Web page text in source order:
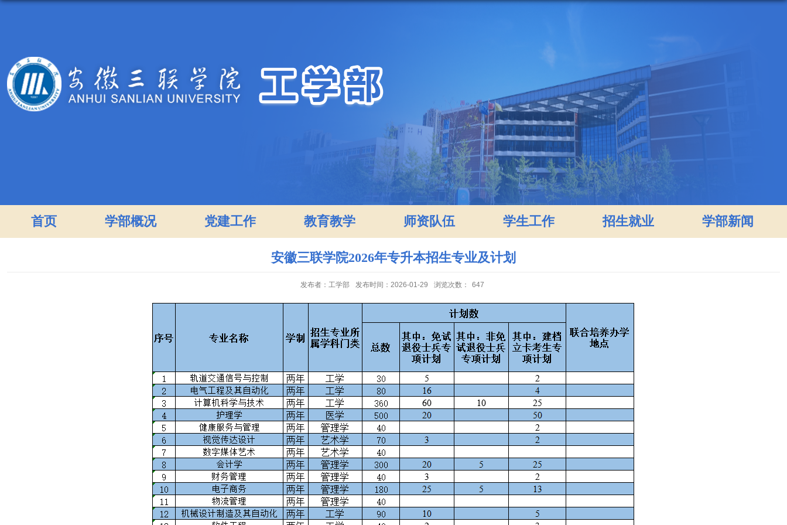
首页 学部概况 党建工作 教育教学 师资队伍 学生工作 招生就业 学部新闻
安徽三联学院2026年专升本招生专业及计划
发布者：工学部 发布时间：2026-01-29 浏览次数： 647